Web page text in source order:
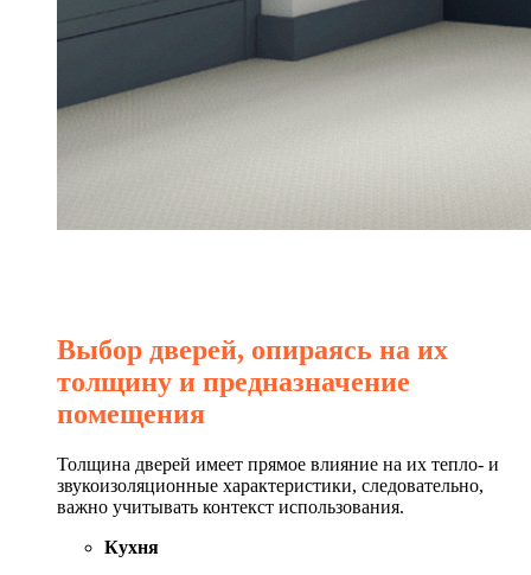
Выбор дверей, опираясь на их
толщину и предназначение
помещения
Толщина дверей имеет прямое влияние на их тепло- и
звукоизоляционные характеристики, следовательно,
важно учитывать контекст использования.
Кухня